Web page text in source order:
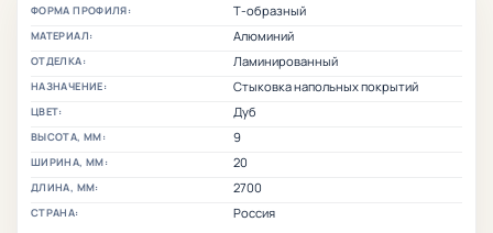
ФОРМА ПРОФИЛЯ: Т-образный
МАТЕРИАЛ: Алюминий
ОТДЕЛКА: Ламинированный
НАЗНАЧЕНИЕ: Стыковка напольных покрытий
ЦВЕТ: Дуб
ВЫСОТА, ММ: 9
ШИРИНА, ММ: 20
ДЛИНА, ММ: 2700
СТРАНА:
Россия